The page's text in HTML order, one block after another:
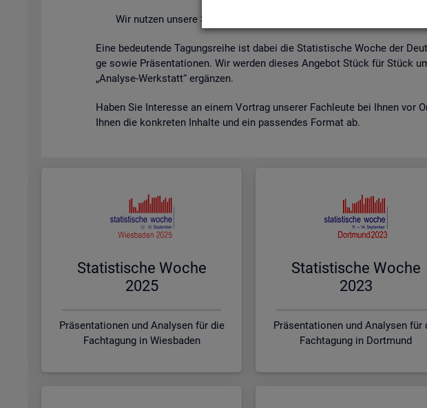
Wir nut­zen un­se­re Sta­tis­ti­ken zur Ana­ly­se the­men­spe­zi­fi­scher
Eine be­deu­ten­de Ta­gungs­rei­he ist dabei die Sta­tis­ti­sche Woche der
ge sowie Prä­sen­ta­tio­nen. Wir wer­den die­ses An­ge­bot Stück für Stück
„Ana­ly­se-Werk­statt“ er­gän­zen.
Haben Sie In­ter­es­se an einem Vor­trag un­se­rer Fach­leu­te bei Ihnen vor
Ihnen die kon­kre­ten In­hal­te und ein pas­sen­des For­mat ab.
Sta­tis­ti­sche Woche
2025
Präsentationen und Analysen für die
Fachtagung in Wiesbaden
Sta­tis­ti­sche Woche
2023
Präsentationen und Analysen für
Fachtagung in Dortmund